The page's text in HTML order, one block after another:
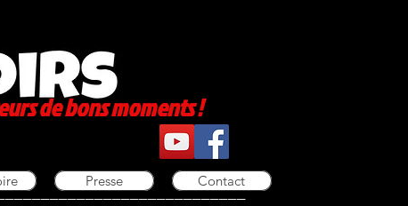
de bons moments !
Presse Contact